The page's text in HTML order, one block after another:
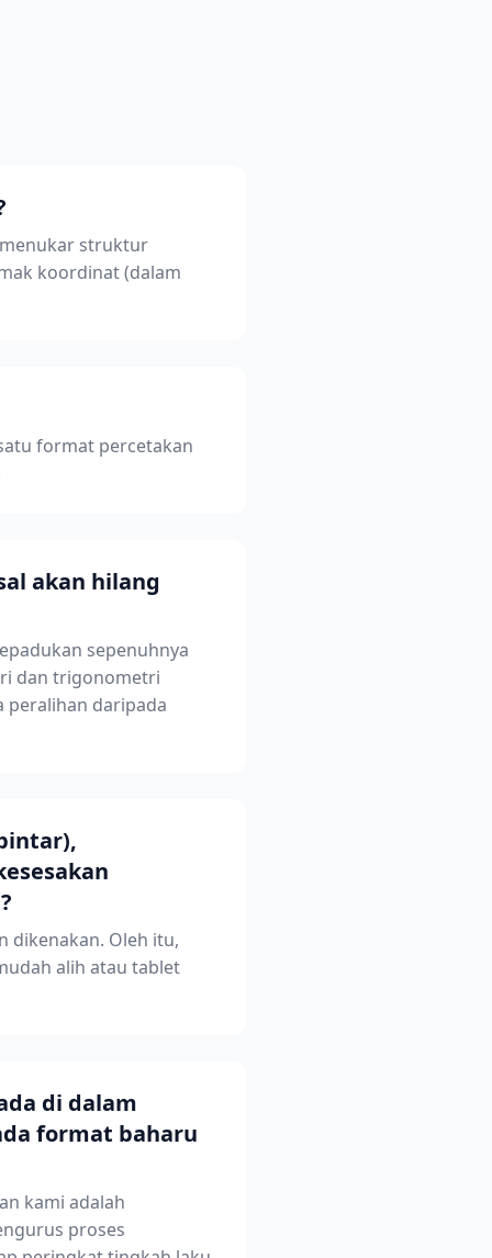
struktur
koordinat (dalam
format percetakan
akan hilang
sepenuhnya
dan trigonometri
peralihan daripada
dikenakan. Oleh itu,
alih atau tablet
di dalam
format baharu
kami adalah
proses